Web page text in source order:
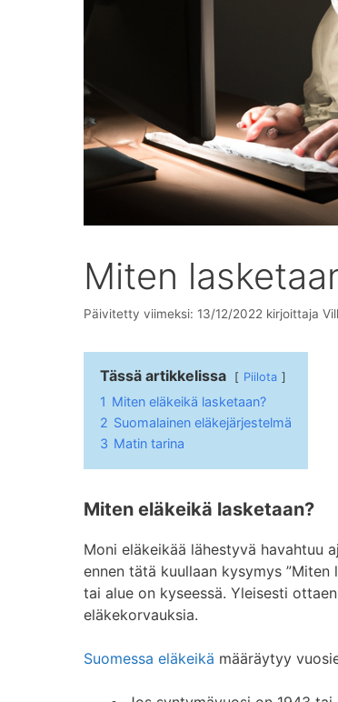
Miten
Päivitetty viimeksi: 13/12/2022 kirjoittaja
Tässä artikkelissa Piilota
1 Miten eläkeikä lasketaan?
2 Suomalainen eläkejärjestelmä
3 Matin tarina
Miten eläkeikä lasketaan?
Moni eläkeikää lähestyvä havahtuu
ennen tätä kuullaan kysymys
tai alue on kyseessä. Yleisesti
eläkekorvauksia.
Suomessa eläkeikä määräytyy